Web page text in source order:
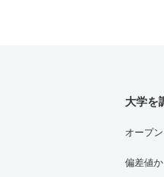
大学を
オープ
偏差値